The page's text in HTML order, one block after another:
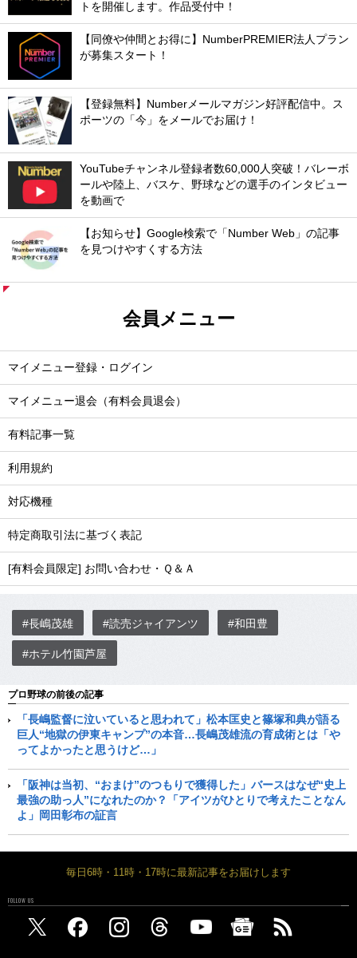
トを開催します。作品受付中！
【同僚や仲間とお得に】NumberPREMIER法人プラン
が募集スタート！
【登録無料】Numberメールマガジン好評配信中。ス
ポーツの「今」をメールでお届け！
YouTubeチャンネル登録者数60,000人突破！バレーボ
ールや陸上、バスケ、野球などの選手のインタビュー
を動画で
【お知らせ】Google検索で「Number Web」の記事
を見つけやすくする方法
会員メニュー
マイメニュー登録・ログイン
マイメニュー退会（有料会員退会）
有料記事一覧
利用規約
対応機種
特定商取引法に基づく表記
[有料会員限定] お問い合わせ・Ｑ＆Ａ
#長嶋茂雄 #読売ジャイアンツ #和田豊
#ホテル竹園芦屋
プロ野球の前後の記事
「長嶋監督に泣いていると思われて」松本匡史と篠塚和典が語る
巨人“地獄の伊東キャンプ”の本音…長嶋茂雄流の育成術とは「や
ってよかったと思うけど…」
「阪神は当初、“おまけ”のつもりで獲得した」バースはなぜ“史上
最強の助っ人”になれたのか？「アイツがひとりで考えたことなん
よ」岡田彰布の証言
毎日6時・11時・17時に最新記事をお届けします
FOLLOW US